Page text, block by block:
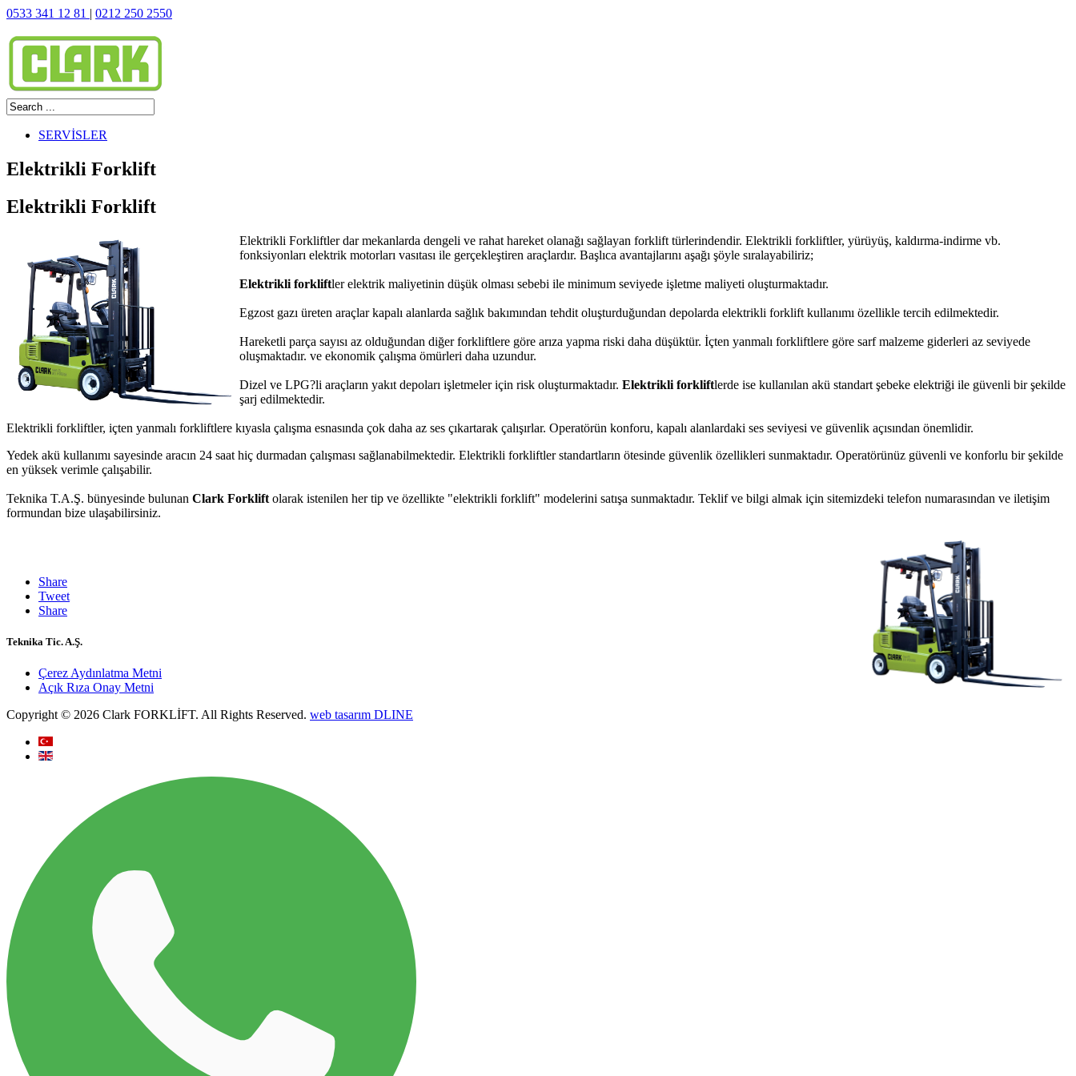
0533 341 12 81 | 0212 250 2550
SERVİSLER
Elektrikli Forklift
Elektrikli Forklift
Elektrikli Forkliftler dar mekanlarda dengeli ve rahat hareket olanağı sağlayan forklift türlerindendir. Elektrikli forkliftler, yürüyüş, kaldırma-indirme vb.
fonksiyonları elektrik motorları vasıtası ile gerçekleştiren araçlardır. Başlıca avantajlarını aşağı şöyle sıralayabiliriz;
Elektrikli forkliftler elektrik maliyetinin düşük olması sebebi ile minimum seviyede işletme maliyeti oluşturmaktadır.
Egzost gazı üreten araçlar kapalı alanlarda sağlık bakımından tehdit oluşturduğundan depolarda elektrikli forklift kullanımı özellikle tercih edilmektedir.
Hareketli parça sayısı az olduğundan diğer forkliftlere göre arıza yapma riski daha düşüktür. İçten yanmalı forkliftlere göre sarf malzeme giderleri az seviyede
oluşmaktadır. ve ekonomik çalışma ömürleri daha uzundur.
Dizel ve LPG?li araçların yakıt depoları işletmeler için risk oluşturmaktadır. Elektrikli forkliftlerde ise kullanılan akü standart şebeke elektriği ile güvenli bir şekilde
şarj edilmektedir.
Elektrikli forkliftler, içten yanmalı forkliftlere kıyasla çalışma esnasında çok daha az ses çıkartarak çalışırlar. Operatörün konforu, kapalı alanlardaki ses seviyesi ve güvenlik açısından önemlidir.
Yedek akü kullanımı sayesinde aracın 24 saat hiç durmadan çalışması sağlanabilmektedir. Elektrikli forkliftler standartların ötesinde güvenlik özellikleri sunmaktadır. Operatörünüz güvenli ve konforlu bir şekilde
en yüksek verimle çalışabilir.
Teknika T.A.Ş. bünyesinde bulunan Clark Forklift olarak istenilen her tip ve özellikte "elektrikli forklift" modelerini satışa sunmaktadır. Teklif ve bilgi almak için sitemizdeki telefon numarasından ve iletişim
formundan bize ulaşabilirsiniz.
Share
Tweet
Share
Teknika Tic. A.Ş.
Çerez Aydınlatma Metni
Açık Rıza Onay Metni
Copyright © 2026 Clark FORKLİFT. All Rights Reserved. web tasarım DLINE